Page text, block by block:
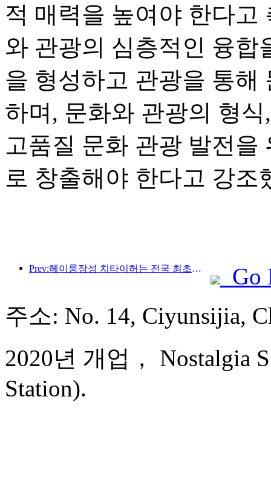
적 매력을 높여야 한다고
와 관광의 심층적인 융합
을 형성하고 관광을 통해
하며, 문화와 관광의 형
고품질 문화 관광 발전
로 창출해야 한다고 강조
Prev:헤이룽장성 치타이허는 전국 최초로 빙설산업 조례를 발표해 AI와 빙설 스포츠의 융합을 장려했습니다.
Go
주소: No. 14, Ciyunsijia,
2020년 개업， Nostalgia
Station).